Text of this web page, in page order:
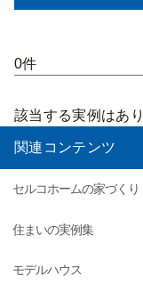
0件
該当する実例はあ
関連コンテンツ
セルコホームの家づくり
住まいの実例集
モデルハウス